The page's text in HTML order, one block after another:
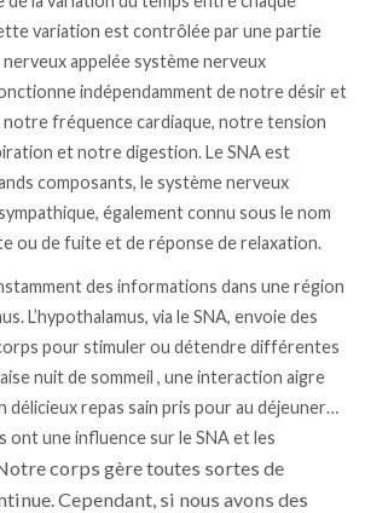
variation est contrôlée par une partie
appelée système nerveux
indépendamment de notre désir et
fréquence cardiaque, notre tension
et notre digestion. Le SNA est
composants, le système nerveux
également connu sous le nom
ou de fuite et de réponse de relaxation.
des informations dans une région
L’hypothalamus, via le SNA, envoie des
pour stimuler ou détendre différentes
nuit de sommeil , une interaction aigre
délicieux repas sain pris pour au déjeuner…
ont une influence sur le SNA et les
corps gère toutes sortes de
Cependant, si nous avons des